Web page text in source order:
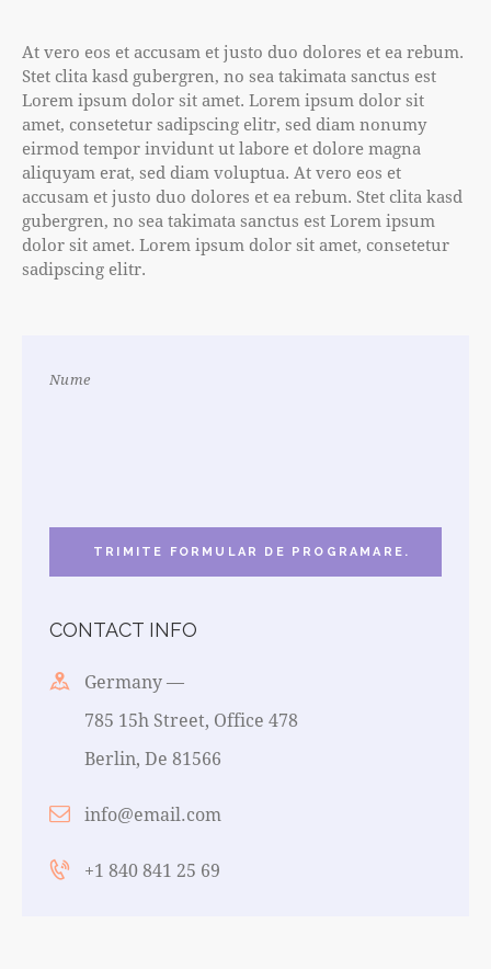
At vero eos et accusam et justo duo dolores et ea rebum.
Stet clita kasd gubergren, no sea takimata sanctus est
Lorem ipsum dolor sit amet. Lorem ipsum dolor sit
amet, consetetur sadipscing elitr, sed diam nonumy
eirmod tempor invidunt ut labore et dolore magna
aliquyam erat, sed diam voluptua. At vero eos et
accusam et justo duo dolores et ea rebum. Stet clita kasd
gubergren, no sea takimata sanctus est Lorem ipsum
dolor sit amet. Lorem ipsum dolor sit amet, consetetur
sadipscing elitr.
CONTACT INFO
Germany —
785 15h Street, Office 478
Berlin, De 81566
info@email.com
+1 840 841 25 69